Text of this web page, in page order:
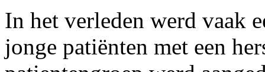
In het verleden werd vaak
jonge patiënten met een